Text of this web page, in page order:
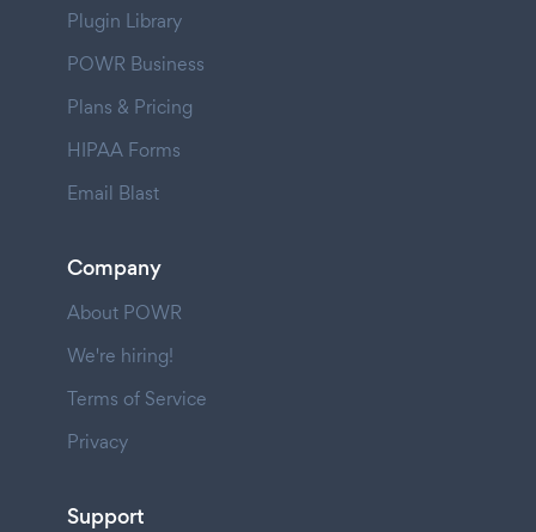
Plugin Library
POWR Business
Plans & Pricing
HIPAA Forms
Email Blast
Company
About POWR
We're hiring!
Terms of Service
Privacy
Support